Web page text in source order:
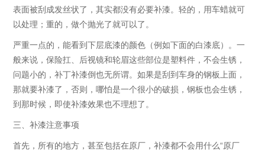
表面被刮成发丝状了，其实都没有必要补漆。轻的，用车蜡就可
以处理；重的，做个抛光了就可以了。
严重一点的，能看到下层底漆的颜色（例如下面的白漆底）。一
般来说，保险扛、后视镜和轮眉这些部位是塑料件，不会生锈，
问题小的，补丁补漆倒也无所谓。如果是刮到车身的钢板上面，
那就要补漆了，否则，哪怕是一个很小的破损，钢板也会生锈，
到那时候，即使补漆效果也不理想了。
三、补漆注意事项
首先，所有的地方，甚至包括在原厂，补漆都不会用什么“原厂